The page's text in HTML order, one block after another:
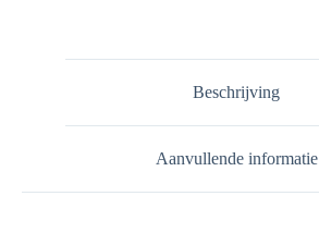
Beschrijving
Aanvullende informatie